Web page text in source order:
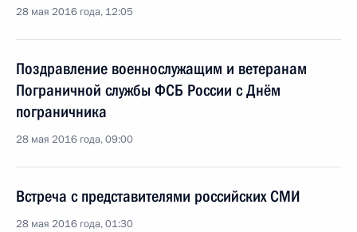
28 мая 2016 года, 12:05
Поздравление военнослужащим и ветеранам
Пограничной службы ФСБ России с Днём
пограничника
28 мая 2016 года, 09:00
Встреча с представителями российских СМИ
28 мая 2016 года, 01:30